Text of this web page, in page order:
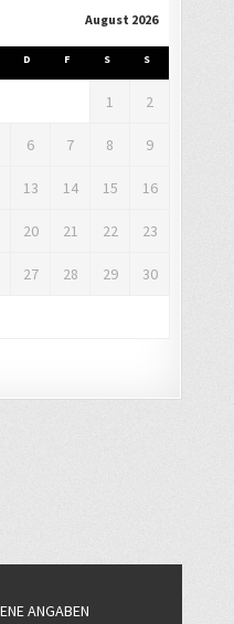
August 2026
D F S S
1 2
6 7 8 9
13 14 15 16
20 21 22 23
27 28 29 30
ANGABEN